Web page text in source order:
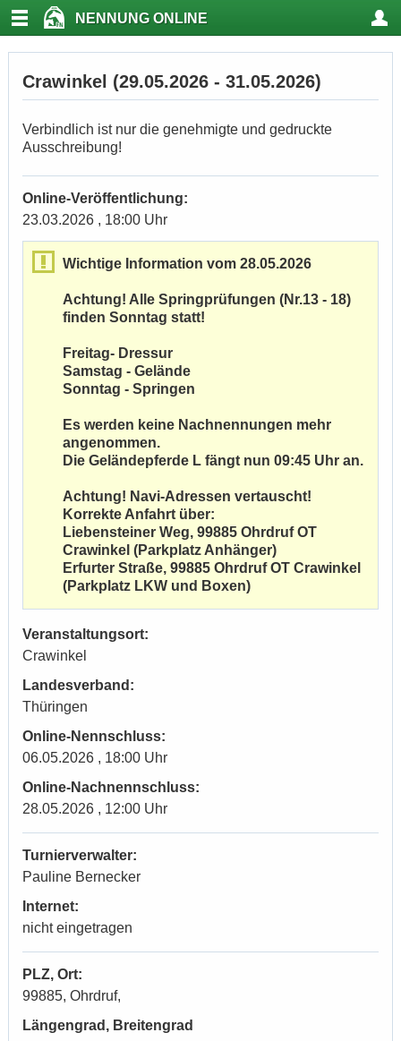
NENNUNG ONLINE
Crawinkel (29.05.2026 - 31.05.2026)
Verbindlich ist nur die genehmigte und gedruckte
Ausschreibung!
Online-Veröffentlichung:
23.03.2026 , 18:00 Uhr
Wichtige Information vom 28.05.2026
Achtung! Alle Springprüfungen (Nr.13 - 18)
finden Sonntag statt!
Freitag- Dressur
Samstag - Gelände
Sonntag - Springen
Es werden keine Nachnennungen mehr
angenommen.
Die Geländepferde L fängt nun 09:45 Uhr an.
Achtung! Navi-Adressen vertauscht!
Korrekte Anfahrt über:
Liebensteiner Weg, 99885 Ohrdruf OT
Crawinkel (Parkplatz Anhänger)
Erfurter Straße, 99885 Ohrdruf OT Crawinkel
(Parkplatz LKW und Boxen)
Veranstaltungsort:
Crawinkel
Landesverband:
Thüringen
Online-Nennschluss:
06.05.2026 , 18:00 Uhr
Online-Nachnennschluss:
28.05.2026 , 12:00 Uhr
Turnierverwalter:
Pauline Bernecker
Internet:
nicht eingetragen
PLZ, Ort:
99885, Ohrdruf,
Längengrad, Breitengrad